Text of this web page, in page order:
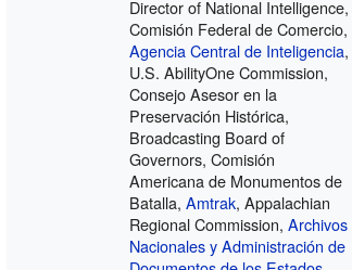
Director of National Intelligence,
Comisión Federal de Comercio,
Agencia Central de Inteligencia,
U.S. AbilityOne Commission,
Consejo Asesor en la
Preservación Histórica,
Broadcasting Board of
Governors, Comisión
Americana de Monumentos de
Batalla,Amtrak, Appalachian
Regional Commission,Archivos
Nacionales y Administración de